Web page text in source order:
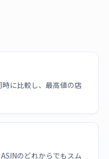
時に比較し、最高値の店
のどれからでもスム